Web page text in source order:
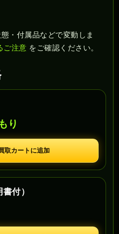
・付属品などで変動しま
ご注意 をご確認ください。
り
取カートに追加
付）